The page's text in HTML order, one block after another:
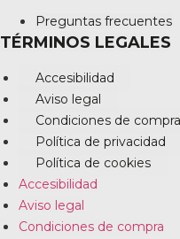
Preguntas frecuentes
TÉRMINOS LEGALES
Accesibilidad
Aviso legal
Condiciones de compra
Política de privacidad
Política de cookies
Accesibilidad
Aviso legal
Condiciones de compra